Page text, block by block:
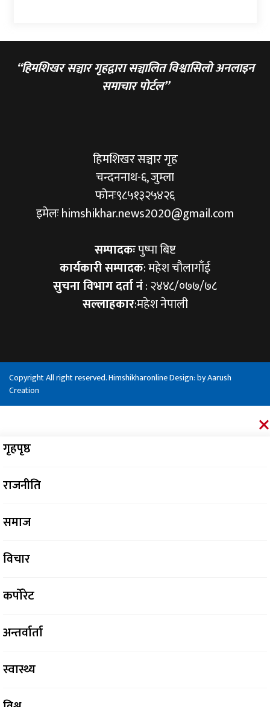
“हिमशिखर सञ्चार गृहद्वारा सञ्चालित विश्वासिलो अनलाइन
समाचार पोर्टल”
हिमशिखर सञ्चार गृह
चन्दननाथ-६, जुम्ला
फोनः९८५१३२५४२६
इमेलः himshikhar.news2020@gmail.com
सम्पादकःपुष्पा बिष्ट
कार्यकारी सम्पादक: महेश चौलागाँई
सुचना विभाग दर्ता नं: २४४८/०७७/७८
सल्लाहकार:महेश नेपाली
Copyright All right reserved. Himshikharonline Design: byAarush
Creation
गृहपृष्ठ
राजनीति
समाज
विचार
कर्पोरेट
अन्तर्वार्ता
स्वास्थ्य